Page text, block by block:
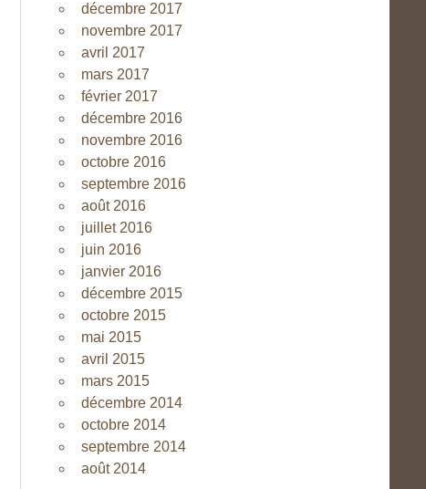
décembre 2017
novembre 2017
avril 2017
mars 2017
février 2017
décembre 2016
novembre 2016
octobre 2016
septembre 2016
août 2016
juillet 2016
juin 2016
janvier 2016
décembre 2015
octobre 2015
mai 2015
avril 2015
mars 2015
décembre 2014
octobre 2014
septembre 2014
août 2014